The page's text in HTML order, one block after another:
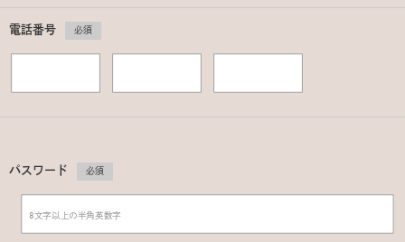
電話番号 必須
パスワード 必須